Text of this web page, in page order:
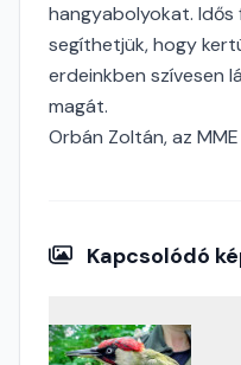
hangyabolyokat. Idős
segíthetjük, hogy
erdeinkben szívesen
magát.
Orbán Zoltán, az
Kapcsolódó